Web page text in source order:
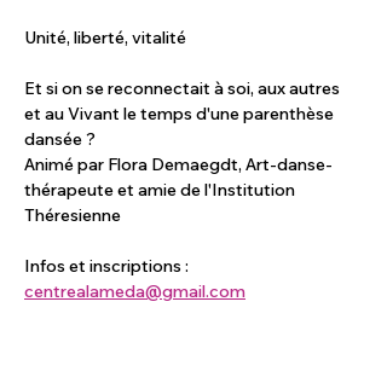
Unité, liberté, vitalité
Et si on se reconnectait à soi, aux autres
et au Vivant le temps d'une parenthèse
dansée ?
Animé par Flora Demaegdt, Art-danse-
thérapeute et amie de l'Institution
Théresienne
Infos et inscriptions :
centrealameda@gmail.com